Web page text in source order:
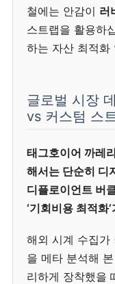
철에는 안감이 러
스트랩을 활용하
하는 자산 최적화
글로벌 시장
vs 커스텀 스
태그호이어 까레
해서는 단순히 디
디플로이언트 버
‘기회비용 최적화
해외 시계 수집가
을 메타 분석해
리하게 장착했을